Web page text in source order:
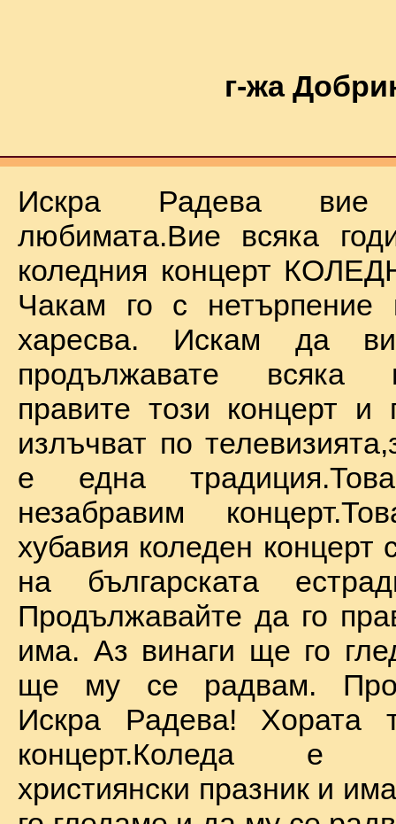
г-жа
Искра Радева
любимата.Вие всяка
коледния концерт
Чакам го с
харесва. Искам да
продължавате всяка
правите този концерт и
излъчват по
е една
незабравим
хубавия коледен концерт
на българската
Продължавайте да го
има. Аз винаги ще го
ще му се радвам.
Искра Радева! Хората
концерт.Коледа е
християнски празник и